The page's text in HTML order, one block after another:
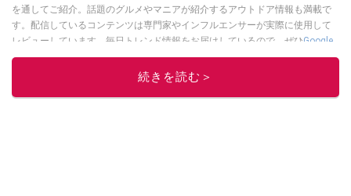
を通してご紹介。話題のグルメやマニアが紹介するアウトドア情報も満載で
す。配信しているコンテンツは専門家やインフルエンサーが実際に使用して
レビューしています。毎日トレンド情報をお届けしているので、ぜひGoogle
ニュースでフォローしてください！
このイチオシストの他の記事を読む
続きを読む＞